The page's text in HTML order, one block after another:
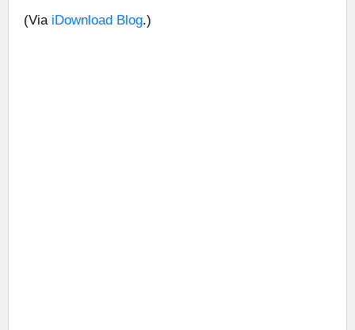
(Via iDownload Blog.)